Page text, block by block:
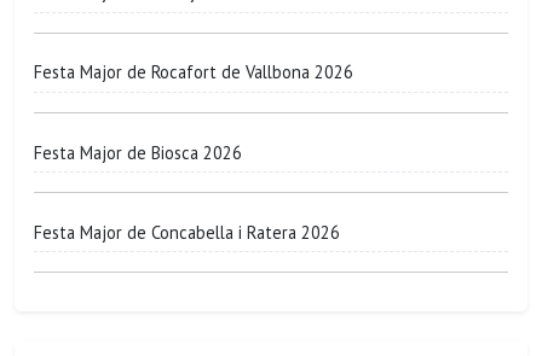
Festa Major de Rocafort de Vallbona 2026
Festa Major de Biosca 2026
Festa Major de Concabella i Ratera 2026